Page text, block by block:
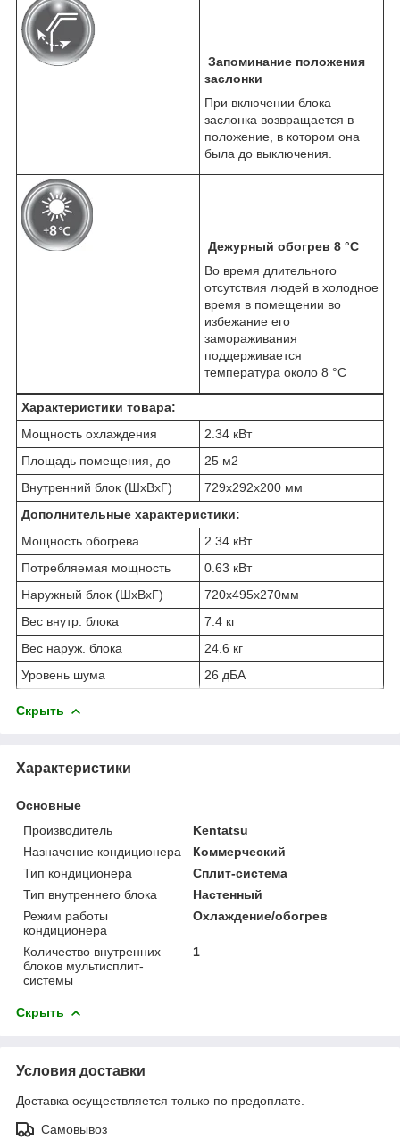
Запоминание положения
заслонки
При включении блока
заслонка возвращается в
положение, в котором она
была до выключения.
Дежурный обогрев 8 °С
Во время длительного
отсутствия людей в холодное
время в помещении во
избежание его
замораживания
поддерживается
температура около 8 °С
Характеристики товара:
Мощность охлаждения
2.34 кВт
Площадь помещения, до
25 м2
Внутренний блок (ШxВxГ)
729x292x200 мм
Дополнительные характеристики:
Мощность обогрева
2.34 кВт
Потребляемая мощность
0.63 кВт
Наружный блок (ШxВxГ)
720x495x270мм
Вес внутр. блока
7.4 кг
Вес наруж. блока
24.6 кг
Уровень шума
26 дБА
Скрыть
Характеристики
Основные
Производитель
Kentatsu
Назначение кондиционера
Коммерческий
Тип кондиционера
Сплит-система
Тип внутреннего блока
Настенный
Режим работы
кондиционера
Охлаждение/обогрев
Количество внутренних
блоков мультисплит-
системы
1
Скрыть
Условия доставки
Доставка осуществляется только по предоплате.
Самовывоз